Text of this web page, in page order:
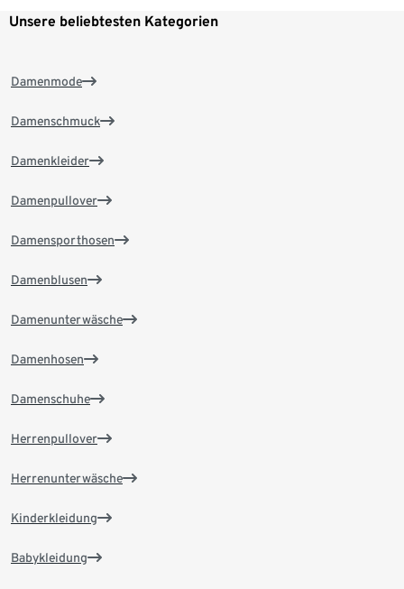
Unsere beliebtesten Kategorien
Damenmode
Damenschmuck
Damenkleider
Damenpullover
Damensporthosen
Damenblusen
Damenunterwäsche
Damenhosen
Damenschuhe
Herrenpullover
Herrenunterwäsche
Kinderkleidung
Babykleidung